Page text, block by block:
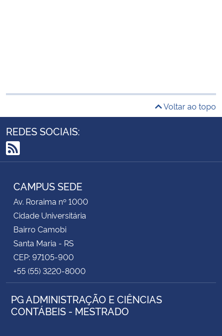
Voltar ao topo
REDES SOCIAIS:
RSS
CAMPUS SEDE
Av. Roraima nº 1000
Cidade Universitária
Bairro Camobi
Santa Maria - RS
CEP: 97105-900
+55 (55) 3220-8000
PG ADMINISTRAÇÃO E CIÊNCIAS
CONTÁBEIS - MESTRADO